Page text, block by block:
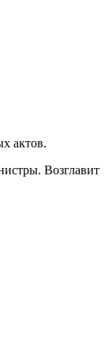
актов.
Возглавит